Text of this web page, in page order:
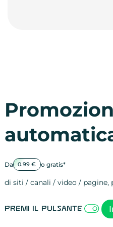
Da 0.99 € o gratis*
di siti / canali / video / pagine,
Premi il pulsante